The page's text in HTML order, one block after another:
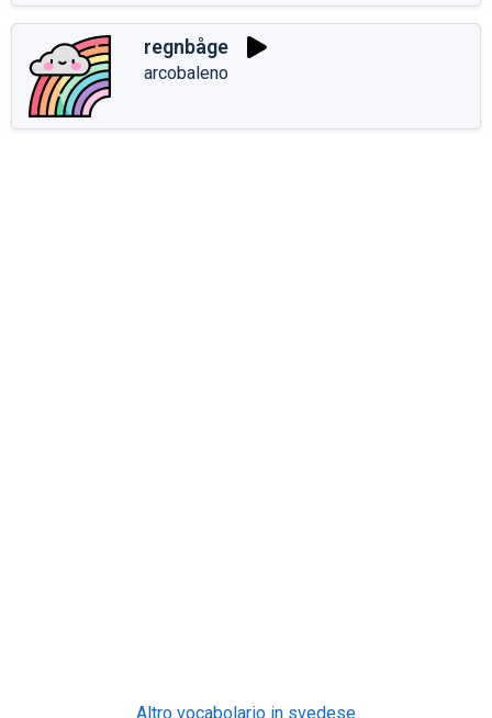
regnbåge
arcobaleno
Altro vocabolario in svedese